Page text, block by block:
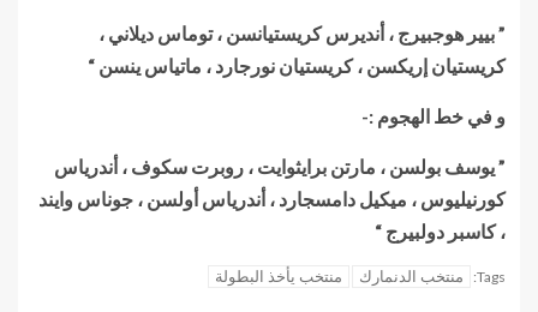
” بيير هوجبيرج ، أنديرس كريستيانسن ، توماس ديلاني ،
كريستيان إريكسن ، كريستيان نورجارد ، ماتياس ينسن “
و في خط الهجوم :-
” يوسف بولسن ، مارتن برايثوايت ، روبرت سكوف ، أندرياس
كورنيليوس ، ميكيل دامسجارد ، أندرياس أولسن ، جوناس وايند
، كاسبر دولبيرج “
Tags: منتخب الدنمارك منتخب يأخذ البطولة